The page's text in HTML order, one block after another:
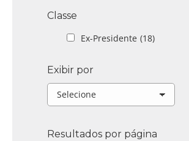
Classe
Ex-Presidente (18)
Exibir por
Resultados por página